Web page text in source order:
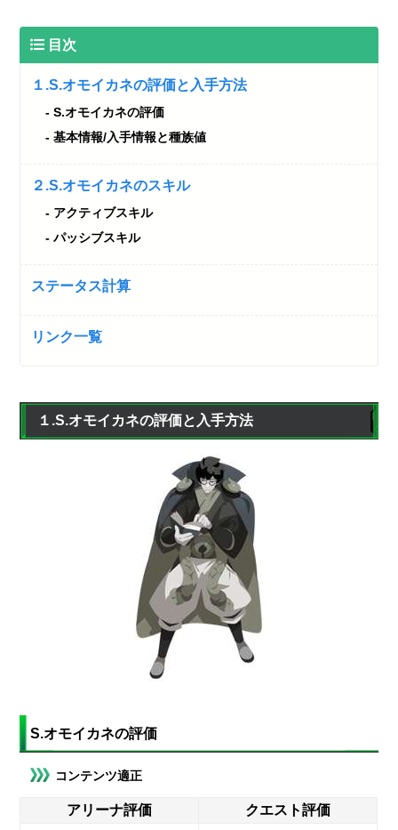
目次
１.S.オモイカネの評価と入手方法
S.オモイカネの評価
基本情報/入手情報と種族値
２.S.オモイカネのスキル
アクティブスキル
パッシブスキル
ステータス計算
リンク一覧
１.S.オモイカネの評価と入手方法
S.オモイカネの評価
コンテンツ適正
アリーナ評価 クエスト評価